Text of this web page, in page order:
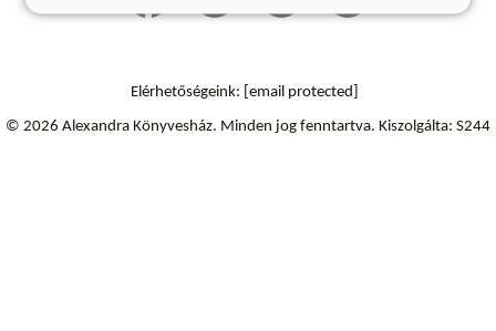
Elérhetőségeink: [email protected]
© 2026 Alexandra Könyvesház. Minden jog fenntartva. Kiszolgálta: S244